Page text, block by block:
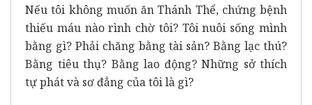
Nếu tôi không muốn ăn Thánh Thể, chứng bệnh
thiếu máu nào rình chờ tôi? Tôi nuôi sống mình
bằng gì? Phải chăng bằng tài sản? Bằng lạc thú?
Bằng tiêu thụ? Bằng lao động? Những sở thích
tự phát và sơ đẳng của tôi là gì?